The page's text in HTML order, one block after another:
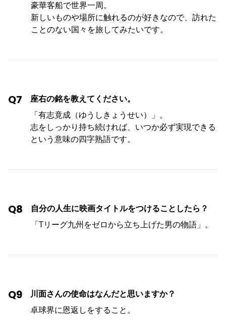
豪華客船で世界一周。
新しいものや場所に触れるのが好きなので、訪れた
ことのない国々を旅してみたいです。
Q7
座右の銘を教えてください。
「有志竟成（ゆうしきょうせい）」。
志をしっかり持ち続ければ、いつか必ず実現できる
という意味の四字熟語です。
Q8
自分の人生に映画タイトルをつけることしたら？
「Tリーグ九州をゼロから立ち上げた男の物語」。
Q9
川面さんの使命はなんだと思いますか？
卓球界に恩返しをすること。